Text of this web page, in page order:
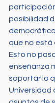
posibilidad
que no está
Esto no
enseñanza
soportar lo
Universidad